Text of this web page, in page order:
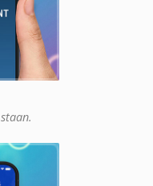
staan.